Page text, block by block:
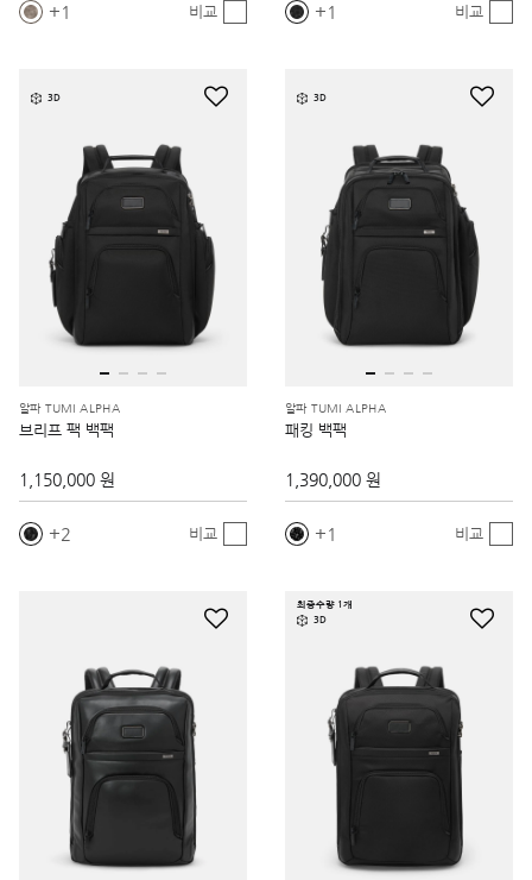
1 비교 1 비교
3D
알파 TUMI ALPHA
브리프 팩 백팩
1,150,000 원
2 비교
3D
알파 TUMI ALPHA
패킹 백팩
1,390,000 원
1 비교
최종수량 1개
3D